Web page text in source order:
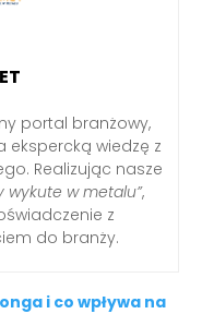
portal branżowy,
ekspercką wiedzę z
Realizując nasze
wykute w metalu”,
z
do branży.
i co wpływa na